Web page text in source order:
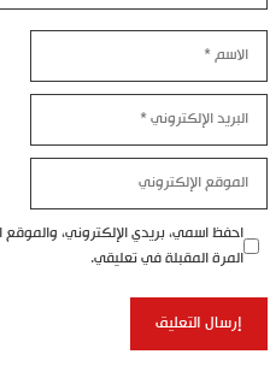
الإلكتروني
الإلكتروني
احفظ اسمي، بريدي الإلكتروني،
المرة المقبلة في تعليقي.